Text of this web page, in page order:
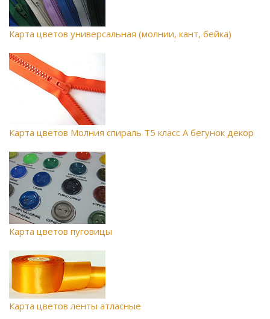
Карта цветов универсальная (молнии, кант, бейка)
Карта цветов Молния спираль Т5 класс А бегунок декор
Карта цветов пуговицы
Карта цветов ленты атласные